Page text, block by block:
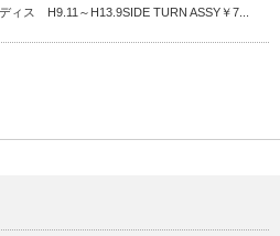
ス H9.11～H13.9SIDE TURN ASSY￥7...